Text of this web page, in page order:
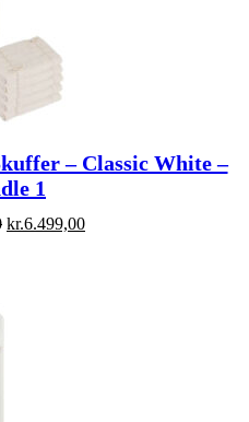
– Classic White –
1
Original
kr.6.499,00Current